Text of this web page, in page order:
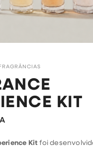
KIT
Kit foi